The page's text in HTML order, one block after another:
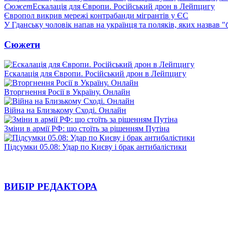
СюжетЕскалація для Європи. Російський дрон в Лейпцигу
Європол викрив мережі контрабанди мігрантів у ЄС
У Гданську чоловік напав на українця та поляків, яких назвав
Сюжети
Ескалація для Європи. Російський дрон в Лейпцигу
Вторгнення Росії в Україну. Онлайн
Війна на Близькому Сході. Онлайн
Зміни в армії РФ: що стоїть за рішенням Путіна
Підсумки 05.08: Удар по Києву і брак антибалістики
ВИБІР РЕДАКТОРА